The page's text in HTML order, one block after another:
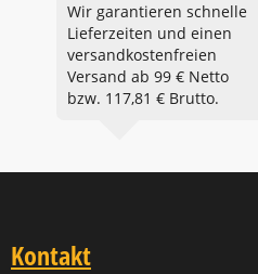
Wir garantieren schnelle
Lieferzeiten und einen
versandkostenfreien
Versand ab 99 € Netto
bzw. 117,81 € Brutto.
Kontakt